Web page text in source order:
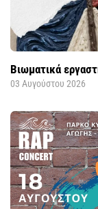
Βιωματικά
03 Αυγούστου 2026